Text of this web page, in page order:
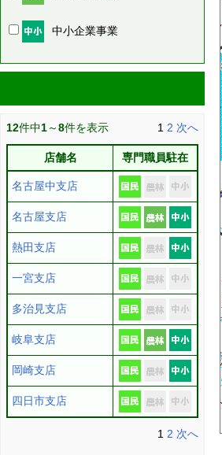
中小企業事業
12件中1～8件を表示 1 2 次へ
店舗名 専門職員駐在
名古屋中支店
名古屋支店
熱田支店
一宮支店
多治見支店
岐阜支店
岡崎支店
四日市支店
1 2 次へ